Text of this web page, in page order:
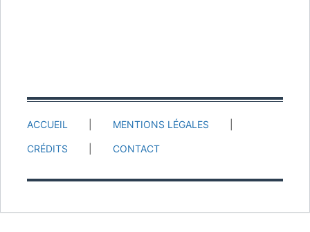
ACCUEIL MENTIONS LÉGALES
CRÉDITS CONTACT